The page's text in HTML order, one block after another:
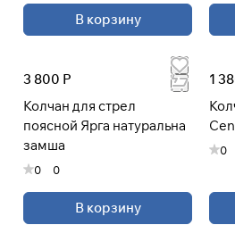
В корзину
3 800 Р
Колчан для стрел
поясной Ярга натуральна
замша
0 0
В корзину
1
0
раз